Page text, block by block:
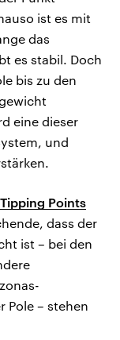
ist es mit
das
es stabil. Doch
bis zu den
eine dieser
und
Points
dass der
ist – bei den
Pole – stehen